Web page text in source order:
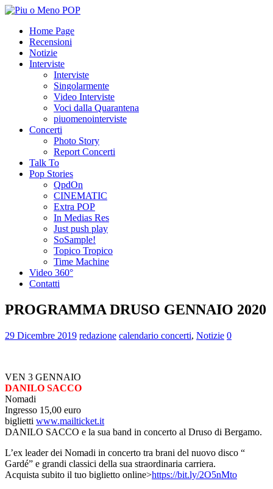
Home Page
Recensioni
Notizie
Interviste
Interviste
Singolarmente
Video Interviste
Voci dalla Quarantena
piuomenointerviste
Concerti
Photo Story
Report Concerti
Talk To
Pop Stories
QpdOn
CINEMATIC
Extra POP
In Medias Res
Just push play
SoSample!
Topico Tropico
Time Machine
Video 360°
Contatti
PROGRAMMA DRUSO GENNAIO 2020
29 Dicembre 2019 redazione calendario concerti, Notizie 0
VEN 3 GENNAIO
DANILO SACCO
Nomadi
Ingresso 15,00 euro
biglietti www.mailticket.it
DANILO SACCO e la sua band in concerto al Druso di Bergamo.
L’ex leader dei Nomadi in concerto tra brani del nuovo disco “
Gardé” e grandi classici della sua straordinaria carriera.
Acquista subito il tuo biglietto online>https://bit.ly/2O5nMto